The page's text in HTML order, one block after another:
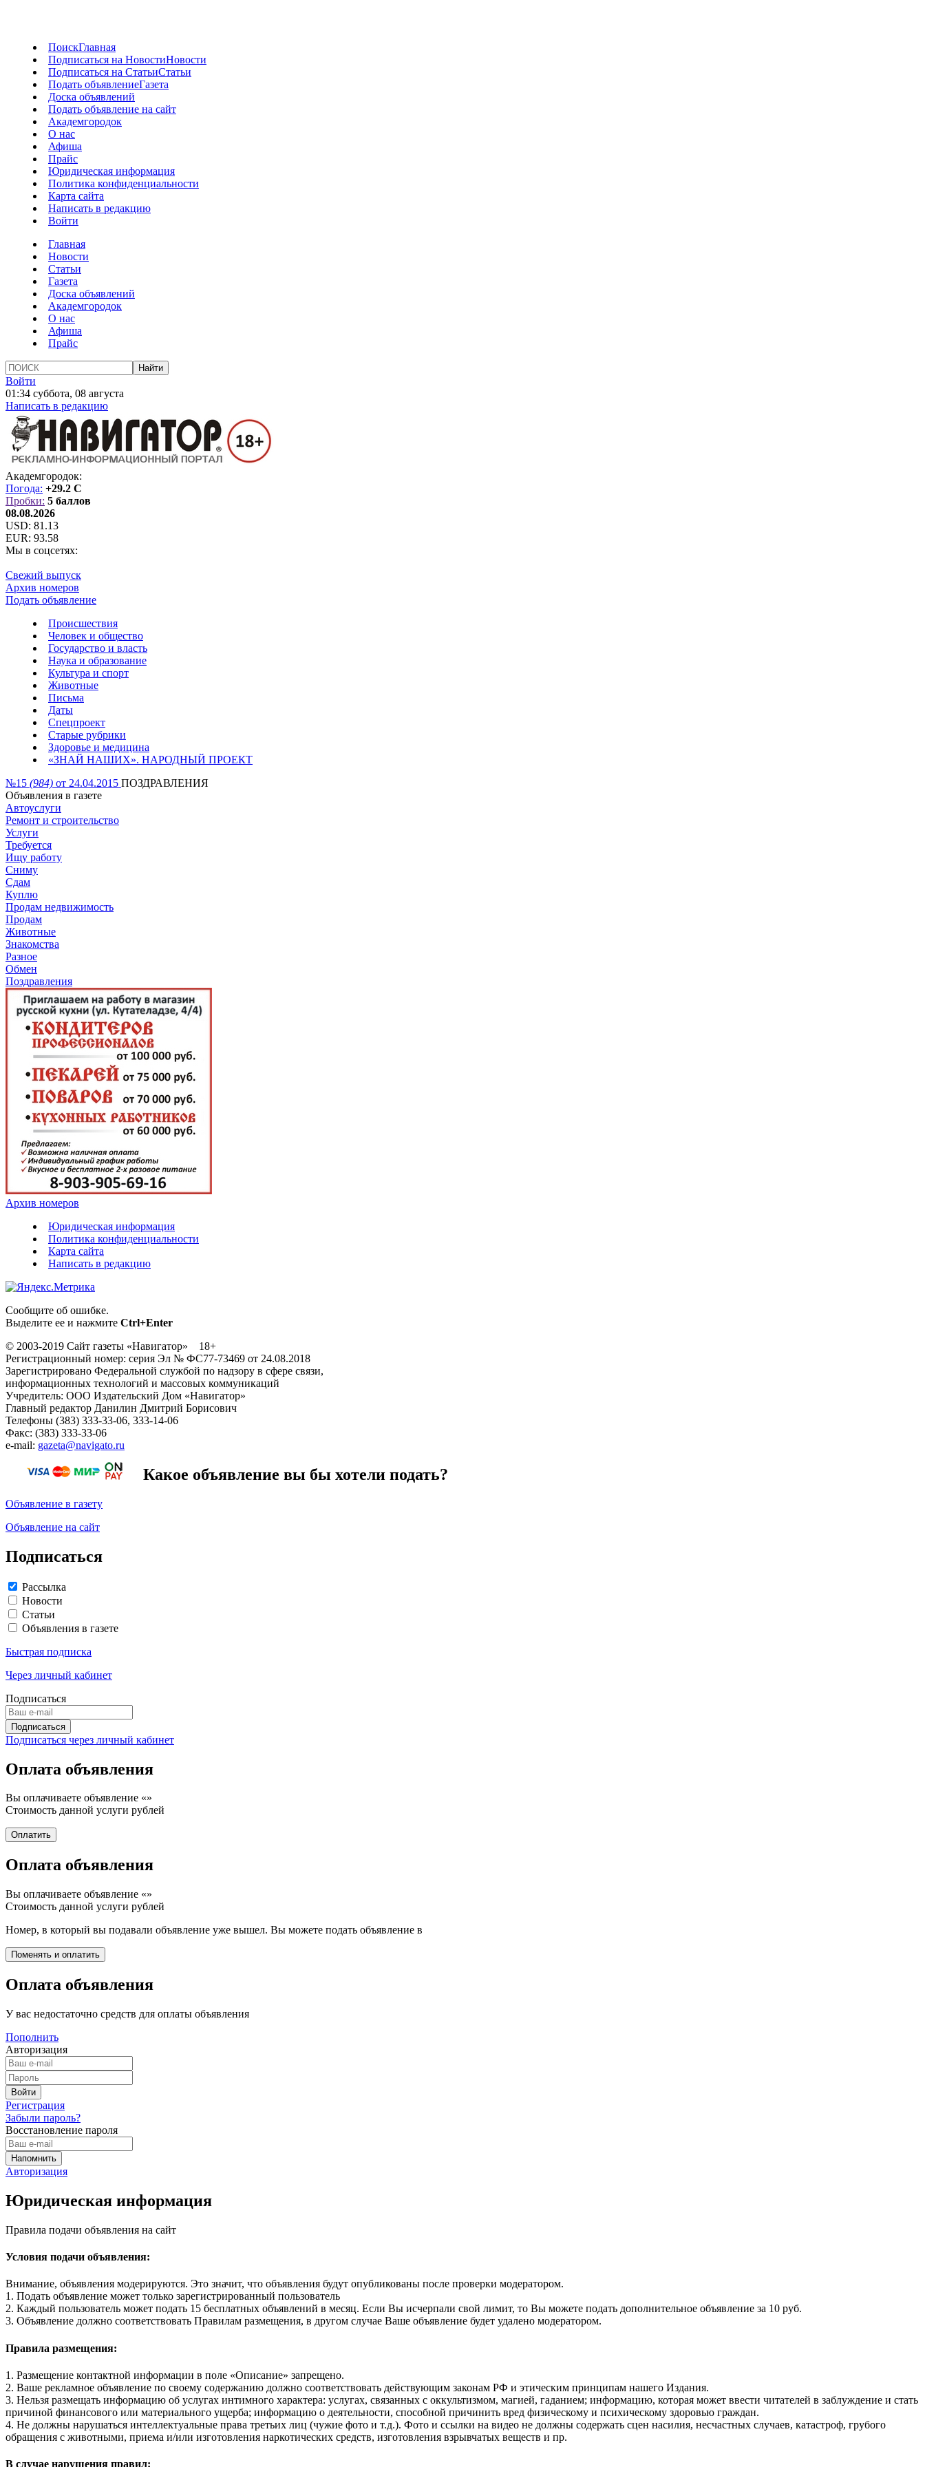
ПоискГлавная
Подписаться на НовостиНовости
Подписаться на СтатьиСтатьи
Подать объявлениеГазета
Доска объявлений
Подать объявление на сайт
Академгородок
О нас
Афиша
Прайс
Юридическая информация
Политика конфиденциальности
Карта сайта
Написать в редакцию
Войти
Главная
Новости
Статьи
Газета
Доска объявлений
Академгородок
О нас
Афиша
Прайс
Войти
01:34 суббота, 08 августа
Написать в редакцию
Академгородок:
Погода: +29.2 C
Пробки: 5 баллов
08.08.2026
USD: 81.13
EUR: 93.58
Мы в соцсетях:
Свежий выпуск
Архив номеров
Подать объявление
Происшествия
Человек и общество
Государство и власть
Наука и образование
Культура и спорт
Животные
Письма
Даты
Спецпроект
Старые рубрики
Здоровье и медицина
«ЗНАЙ НАШИХ». НАРОДНЫЙ ПРОЕКТ
№15 (984) от 24.04.2015 ПОЗДРАВЛЕНИЯ
Объявления в газете
Автоуслуги
Ремонт и строительство
Услуги
Требуется
Ищу работу
Сниму
Сдам
Куплю
Продам недвижимость
Продам
Животные
Знакомства
Разное
Обмен
Поздравления
Архив номеров
Юридическая информация
Политика конфиденциальности
Карта сайта
Написать в редакцию
Сообщите об ошибке.
Выделите ее и нажмите Ctrl+Enter
© 2003-2019 Сайт газеты «Навигатор» 18+
Регистрационный номер: серия Эл № ФС77-73469 от 24.08.2018
Зарегистрировано Федеральной службой по надзору в сфере связи,
информационных технологий и массовых коммуникаций
Учредитель: ООО Издательский Дом «Навигатор»
Главный редактор Данилин Дмитрий Борисович
Телефоны (383) 333-33-06, 333-14-06
Факс: (383) 333-33-06
e-mail: gazeta@navigato.ru
Какое объявление вы бы хотели подать?
Объявление в газету
Объявление на сайт
Подписаться
Рассылка
Новости
Статьи
Объявления в газете
Быстрая подписка
Через личный кабинет
Подписаться
Подписаться через личный кабинет
Оплата объявления
Вы оплачиваете объявление «»
Стоимость данной услуги рублей
Оплата объявления
Вы оплачиваете объявление «»
Стоимость данной услуги рублей
Номер, в который вы подавали объявление уже вышел. Вы можете подать объявление в
Оплата объявления
У вас недостаточно средств для оплаты объявления
Пополнить
Авторизация
Регистрация
Забыли пароль?
Восстановление пароля
Авторизация
Юридическая информация
Правила подачи объявления на сайт
Условия подачи объявления:
Внимание, объявления модерируются. Это значит, что объявления будут опубликованы после проверки модератором.
1. Подать объявление может только зарегистрированный пользователь
2. Каждый пользователь может подать 15 бесплатных объявлений в месяц. Если Вы исчерпали свой лимит, то Вы можете подать дополнительное объявление за 10 руб.
3. Объявление должно соответствовать Правилам размещения, в другом случае Ваше объявление будет удалено модератором.
Правила размещения:
1. Размещение контактной информации в поле «Описание» запрещено.
2. Ваше рекламное объявление по своему содержанию должно соответствовать действующим законам РФ и этическим принципам нашего Издания.
3. Нельзя размещать информацию об услугах интимного характера: услугах, связанных с оккультизмом, магией, гаданием; информацию, которая может ввести читателей в заблуждение и стать
причиной финансового или материального ущерба; информацию о деятельности, способной причинить вред физическому и психическому здоровью граждан.
4. Не должны нарушаться интеллектуальные права третьих лиц (чужие фото и т.д.). Фото и ссылки на видео не должны содержать сцен насилия, несчастных случаев, катастроф, грубого
обращения с животными, приема и/или изготовления наркотических средств, изготовления взрывчатых веществ и пр.
В случае нарушения правил: